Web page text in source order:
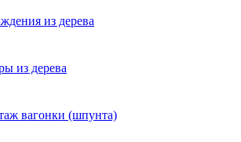
из дерева
из дерева
вагонки (шпунта)